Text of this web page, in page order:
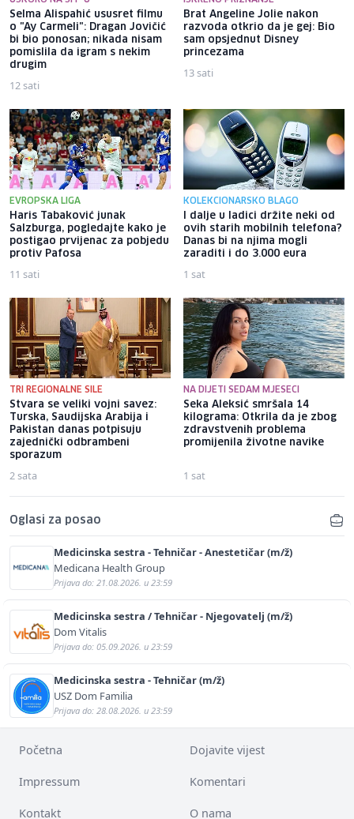
Selma Alispahić ususret filmu
o "Ay Carmeli": Dragan Jovičić
bi bio ponosan; nikada nisam
pomislila da igram s nekim
drugim
12 sati
Brat Angeline Jolie nakon
razvoda otkrio da je gej: Bio
sam opsjednut Disney
princezama
13 sati
EVROPSKA LIGA
Haris Tabaković junak
Salzburga, pogledajte kako je
postigao prvijenac za pobjedu
protiv Pafosa
11 sati
KOLEKCIONARSKO BLAGO
I dalje u ladici držite neki od
ovih starih mobilnih telefona?
Danas bi na njima mogli
zaraditi i do 3.000 eura
1 sat
TRI REGIONALNE SILE
Stvara se veliki vojni savez:
Turska, Saudijska Arabija i
Pakistan danas potpisuju
zajednički odbrambeni
sporazum
2 sata
NA DIJETI SEDAM MJESECI
Seka Aleksić smršala 14
kilograma: Otkrila da je zbog
zdravstvenih problema
promijenila životne navike
1 sat
Oglasi za posao
Medicinska sestra - Tehničar - Anestetičar (m/ž)
Medicana Health Group
Prijava do: 21.08.2026. u 23:59
Medicinska sestra / Tehničar - Njegovatelj (m/ž)
Dom Vitalis
Prijava do: 05.09.2026. u 23:59
Medicinska sestra - Tehničar (m/ž)
USZ Dom Familia
Prijava do: 28.08.2026. u 23:59
Početna Dojavite vijest
Impressum Komentari
Kontakt O nama